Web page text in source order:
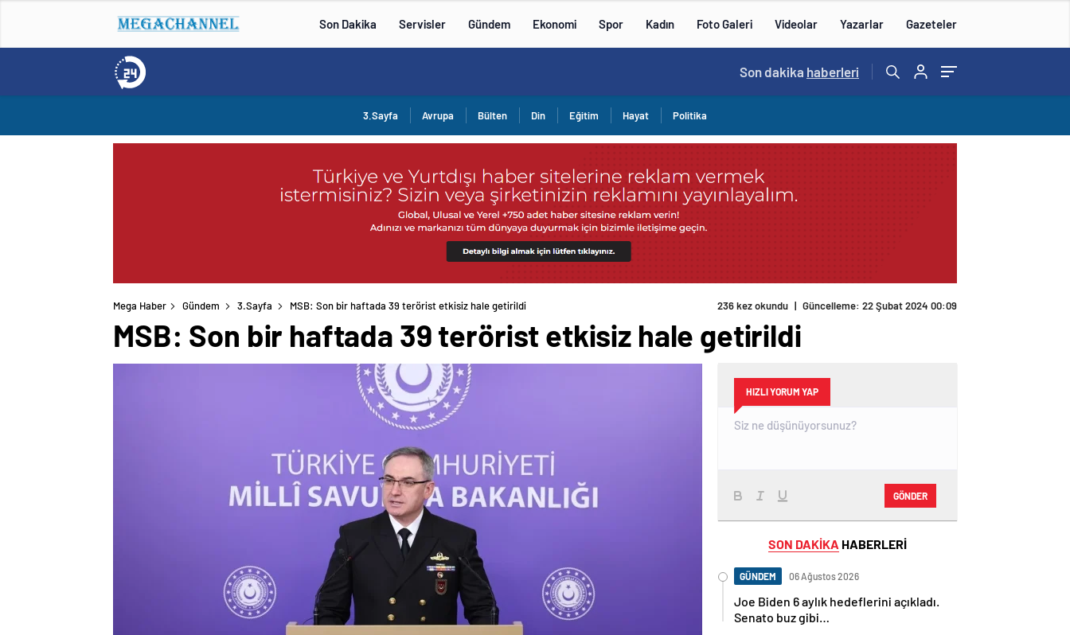
Son Dakika Servisler Gündem Ekonomi Spor Kadın Foto Galeri Videolar Yazarlar Gazeteler
Son dakika haberleri
3.Sayfa Avrupa Bülten Din Eğitim Hayat Politika
Mega Haber Gündem 3.Sayfa MSB: Son bir haftada 39 terörist etkisiz hale getirildi 236 kez okundu | Güncelleme: 22 Şubat 2024 00:09
MSB: Son bir haftada 39 terörist etkisiz hale getirildi
HIZLI YORUM YAP
GÖNDER
SON DAKİKA HABERLERİ
GÜNDEM 06 Ağustos 2026
Joe Biden 6 aylık hedeflerini açıkladı.
Senato buz gibi…